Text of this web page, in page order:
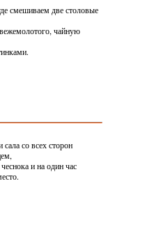
смешиваем две столовые
чайную
со всех сторон
и на один час